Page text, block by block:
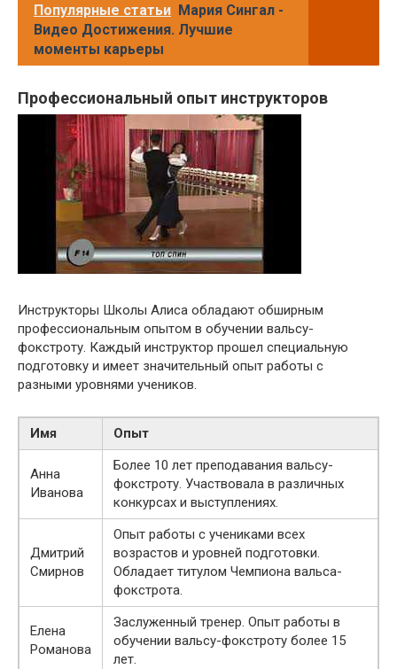
Популярные статьи Мария Сингал -
Видео Достижения. Лучшие
моменты карьеры
Профессиональный опыт инструкторов
Инструкторы Школы Алиса обладают обширным
профессиональным опытом в обучении вальсу-
фокстроту. Каждый инструктор прошел специальную
подготовку и имеет значительный опыт работы с
разными уровнями учеников.
Имя Опыт
Анна
Иванова
Более 10 лет преподавания вальсу-
фокстроту. Участвовала в различных
конкурсах и выступлениях.
Дмитрий
Смирнов
Опыт работы с учениками всех
возрастов и уровней подготовки.
Обладает титулом Чемпиона вальса-
фокстрота.
Елена
Романова
Заслуженный тренер. Опыт работы в
обучении вальсу-фокстроту более 15
лет.